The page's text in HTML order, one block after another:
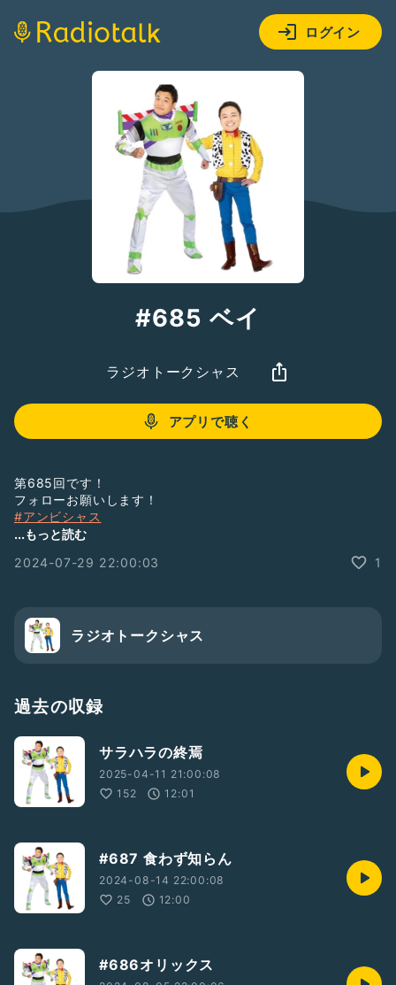
ログイン
#685 ベイ
ラジオトークシャス
アプリで聴く
第685回です！
フォローお願いします！
#アンビシャス
#よしもと
...もっと読む
2024-07-29 22:00:03
1
ラジオトークシャス
過去の収録
サラハラの終焉
2025-04-11 21:00:08
152
12:01
#687 食わず知らん
2024-08-14 22:00:08
25
12:00
#686オリックス